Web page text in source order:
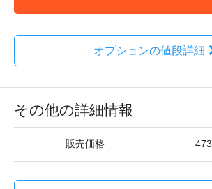
オプションの値段詳細
その他の詳細情報
販売価格